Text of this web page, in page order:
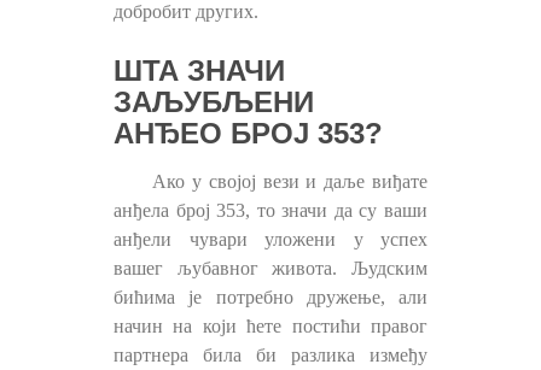
добробит других.
ШТА ЗНАЧИ
ЗАЉУБЉЕНИ
АНЂЕО БРОЈ 353?
Ако у својој вези и даље виђате
анђела број 353, то значи да су ваши
анђели чувари уложени у успех
вашег љубавног живота. Људским
бићима је потребно дружење, али
начин на који ћете постићи правог
партнера била би разлика између